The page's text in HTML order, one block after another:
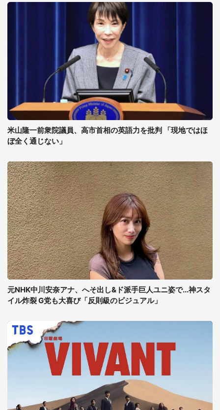
米山隆一前衆院議員、高市首相の英語力を批判 「現地ではほ
ぼ全く通じない」
元NHK中川安奈アナ、へそ出し&ド派手巨人ユニ姿で...神スタ
イル炸裂 G党も大喜び「反則級のビジュアル」